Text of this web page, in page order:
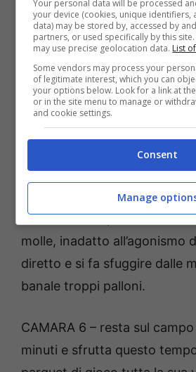
MICKEY 5,5 – qualche gesto
finale di gara: il numero 25
partita, ma, quando si tratta
l’incontro, mette a segno
consecutivi e piazza una
highlights ai danni di
del contropiede chiuso dal
del numero 6 orogranata.
confidenza con il canestro e
mentalmente, poiché si
molle, inadatto all’agonismo
diretto e si fa sfuggire dalle
banale troppi palloni.
CAMARA 6 – resta sul
minuti e sfrutta questo
Your personal data will be processed
your device (cookies, unique identifiers,
data) may be stored by, accessed by
partners, or used specifically by this
may use precise geolocation data. List
Some vendors may process your
of legitimate interest, which you can
your options below. Look for a link at
or in the site menu to manage or
and cookie settings.
Consent
Manage